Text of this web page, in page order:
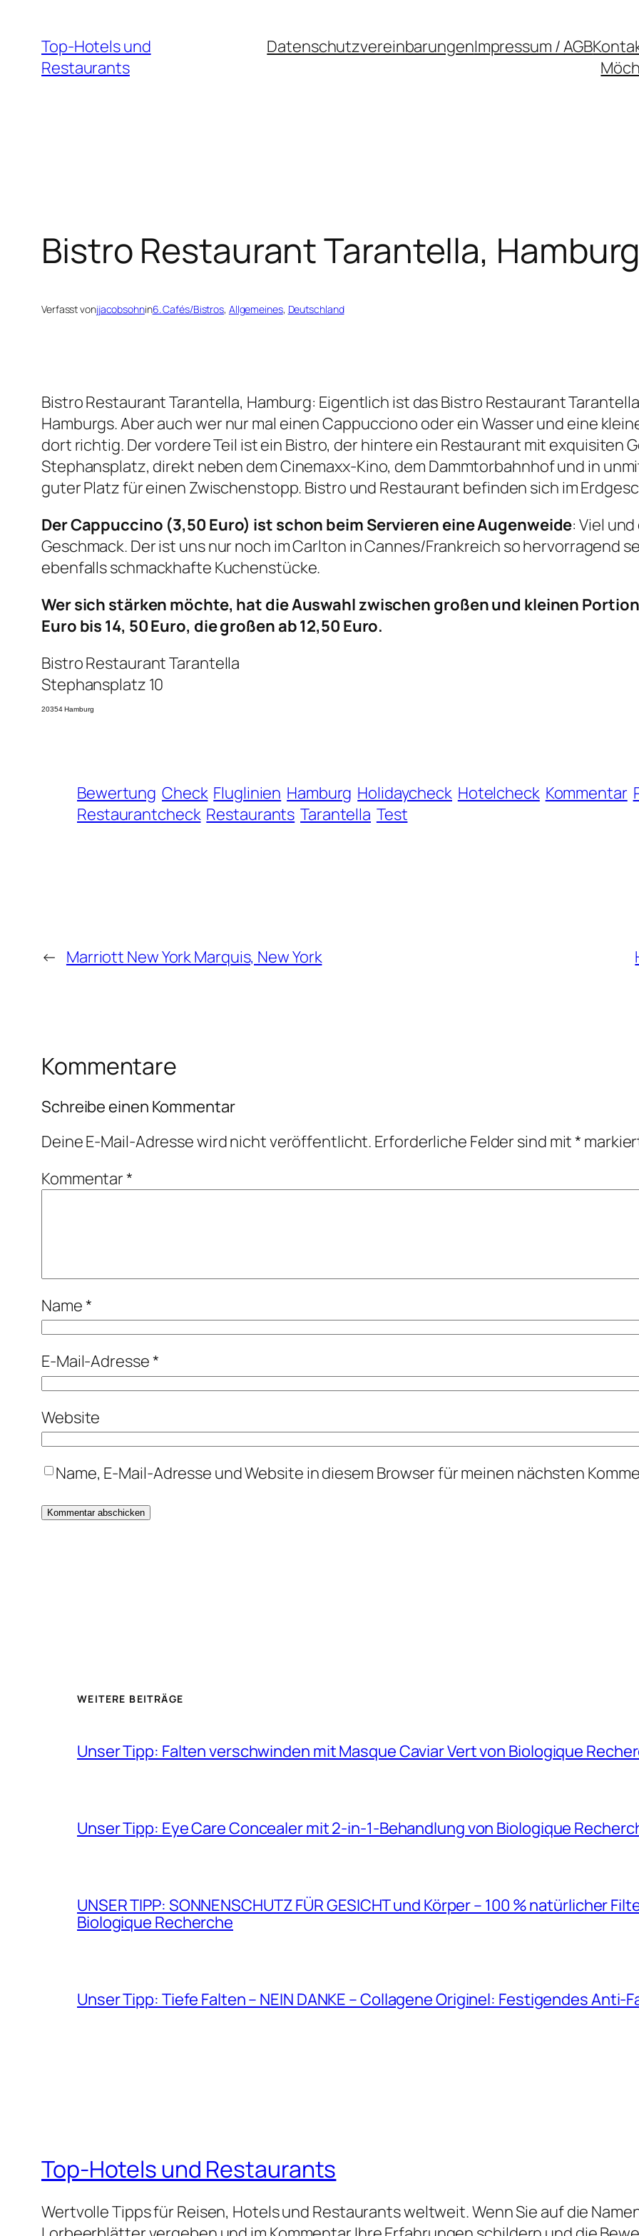
Inhalt
springen
Top-Hotels und
Restaurants
DatenschutzvereinbarungenImpressum / AGB
Bistro Restaurant Tarantella,
Verfasst vonjjacobsohnin6. Cafés/Bistros, Allgemeines, Deutschland
Bistro Restaurant Tarantella, Hamburg: Eigentlich ist das Bistro Restaurant
Hamburgs. Aber auch wer nur mal einen Cappucciono oder ein Wasser und eine
dort richtig. Der vordere Teil ist ein Bistro, der hintere ein Restaurant mit exquisiten
Stephansplatz, direkt neben dem Cinemaxx-Kino, dem Dammtorbahnhof und in
guter Platz für einen Zwischenstopp. Bistro und Restaurant befinden sich im
Der Cappuccino (3,50 Euro) ist schon beim Servieren eine Augenweide: Viel
Geschmack. Der ist uns nur noch im Carlton in Cannes/Frankreich so hervorragend
ebenfalls schmackhafte Kuchenstücke.
Wer sich stärken möchte, hat die Auswahl zwischen großen und kleinen
Euro bis 14, 50 Euro, die großen ab 12,50 Euro.
Bistro RestaurantTarantella
Stephansplatz 10
20354 Hamburg
Bewertung Check Fluglinien Hamburg Holidaycheck Hotelcheck Kommentar
Restaurantcheck Restaurants Tarantella Test
← Marriott New York Marquis, New York
Kommentare
Schreibe einen Kommentar
Deine E-Mail-Adresse wird nicht veröffentlicht. Erforderliche Felder sind mit*
Kommentar*
Name*
E-Mail-Adresse*
Website
Name, E-Mail-Adresse und Website in diesem Browser für meinen nächsten
WEITERE BEITRÄGE
Unser Tipp: Falten verschwinden mit Masque Caviar Vert von Biologique
Unser Tipp: Eye Care Concealer mit 2-in-1-Behandlung von Biologique
UNSER TIPP: SONNENSCHUTZ FÜR GESICHT und Körper – 100 % natürlicher
Biologique Recherche
Unser Tipp: Tiefe Falten – NEIN DANKE – Collagene Originel: Festigendes Anti-
Top-Hotels und Restaurants
Wertvolle Tipps für Reisen, Hotels und Restaurants weltweit. Wenn Sie auf die